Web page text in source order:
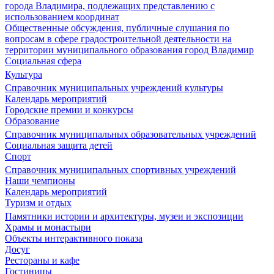
города Владимира, подлежащих представлению с
использованием координат
Общественные обсуждения, публичные слушания по
вопросам в сфере градостроительной деятельности на
территории муниципального образования город Владимир
Социальная сфера
Культура
Справочник муниципальных учреждений культуры
Календарь мероприятий
Городские премии и конкурсы
Образование
Справочник муниципальных образовательных учреждений
Социальная защита детей
Спорт
Справочник муниципальных спортивных учреждений
Наши чемпионы
Календарь мероприятий
Туризм и отдых
Памятники истории и архитектуры, музеи и экспозиции
Храмы и монастыри
Объекты интерактивного показа
Досуг
Рестораны и кафе
Гостиницы